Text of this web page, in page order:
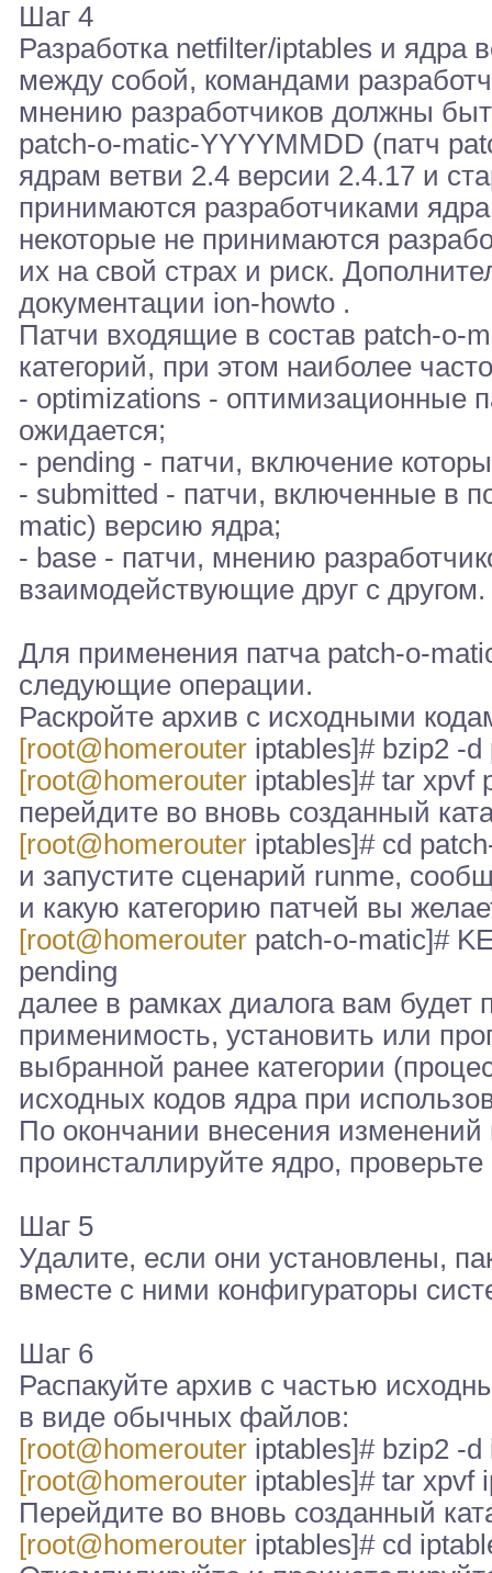
Шаг 4
Разработка netfilter/iptables и
между собой, командами
мнению разработчиков должны
patch-o-matic-YYYYMMDD (патч
ядрам ветви 2.4 версии 2.4.17 и
принимаются разработчиками
некоторые не принимаются
их на свой страх и риск.
документации ion-howto .
Патчи входящие в состав patch-o-
категорий, при этом наиболее
- optimizations - оптимизационные
ожидается;
- pending - патчи, включение
- submitted - патчи, включенные в
matic) версию ядра;
- base - патчи, мнению
взаимодействующие друг с другом.
Для применения патча patch-o-
следующие операции.
Раскройте архив с исходными
[root@homerouter iptables]# bzip2 -
[root@homerouter iptables]# tar xpvf
перейдите во вновь созданный
[root@homerouter iptables]# cd
и запустите сценарий runme,
и какую категорию патчей вы
[root@homerouter patch-o-matic]#
pending
далее в рамках диалога вам будет
применимость, установить или
выбранной ранее категории
исходных кодов ядра при
По окончании внесения
проинсталлируйте ядро, проверьте
Шаг 5
Удалите, если они установлены,
вместе с ними конфигураторы
Шаг 6
Распакуйте архив с частью
в виде обычных файлов:
[root@homerouter iptables]# bzip2 -
[root@homerouter iptables]# tar xpvf
Перейдите во вновь созданный
[root@homerouter iptables]# cd